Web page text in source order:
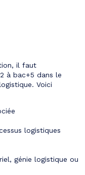
il faut
à bac+5 dans le
Voici
logistiques
génie logistique ou